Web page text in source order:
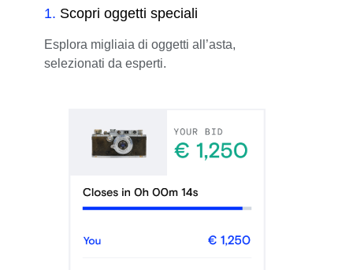
1. Scopri oggetti speciali
Esplora migliaia di oggetti all’asta,
selezionati da esperti.